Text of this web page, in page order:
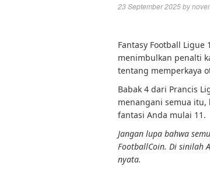
23 September 2025by
Fantasy Football
menimbulkan penalti
tentang memperkaya
Babak 4 dari Prancis
menangani semua itu,
fantasi Anda mulai 11.
Jangan lupa bahwa
FootballCoin. Di sinilah
nyata.